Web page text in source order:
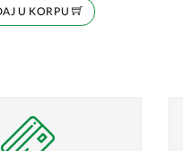
U KORPU